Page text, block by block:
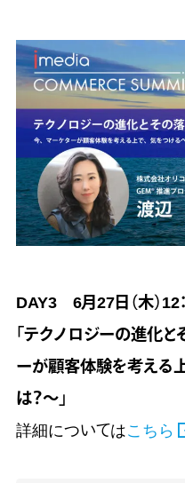
DAY3 6月27日（木）12
「テクノロジーの進化と
ーが顧客体験を考える
は？～」
詳細についてはこちら